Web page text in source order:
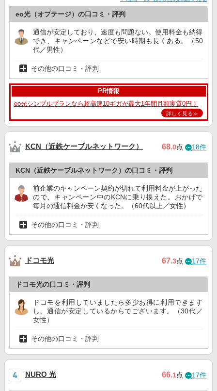
eo光（オプテージ）の口コミ・評判
通信が安定しており、速度も問題ない。使用料金も納得
でき、キャンペーンなどで安い時期も長くある。（50
代／男性）
その他の口コミ・評判
PR情報
eo光シンプルプランなら超高速10ギガが最大1年間月額実質0円！
詳しく見る≫
KCN（近鉄ケーブルネットワーク） 68.0点 18件
KCN（近鉄ケーブルネットワーク）の口コミ・評判
前企業のキャンペーン契約が切れて利用料金が上がった
ので、キャンペーン中のKCNに乗り換えた。おかげで
毎月の通信料金が安くなった。（60代以上／女性）
その他の口コミ・評判
ドコモ光 67.3点 17件
ドコモ光の口コミ・評判
ドコモを利用していましたら多少お得に利用できます
し、通信が安定しているからでございます。（30代／
女性）
その他の口コミ・評判
NURO 光 66.1点 17件